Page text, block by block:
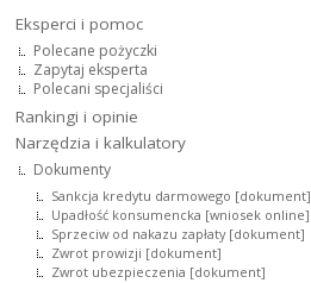
Eksperci i pomoc
Polecane pożyczki
Zapytaj eksperta
Polecani specjaliści
Rankingi i opinie
Narzędzia i kalkulatory
Dokumenty
Sankcja kredytu darmowego [dokument]
Upadłość konsumencka [wniosek online]
Sprzeciw od nakazu zapłaty [dokument]
Zwrot prowizji [dokument]
Zwrot ubezpieczenia [dokument]